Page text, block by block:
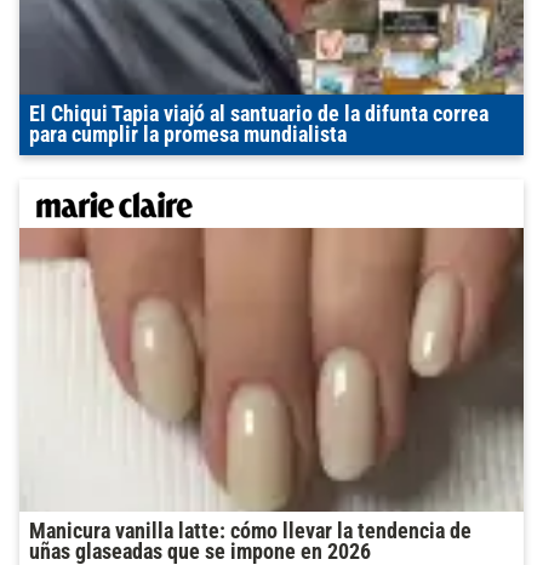
El Chiqui Tapia viajó al santuario de la difunta correa
para cumplir la promesa mundialista
Manicura vanilla latte: cómo llevar la tendencia de
uñas glaseadas que se impone en 2026